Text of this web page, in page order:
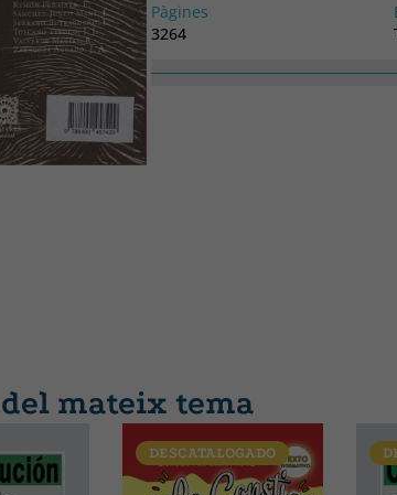
Pàgines
3264
mateix tema
DESCATALOGADO